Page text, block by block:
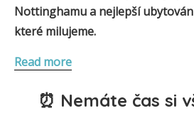
Nottinghamu a nejlepší
které milujeme.
Read more
⏰ Nemáte čas si